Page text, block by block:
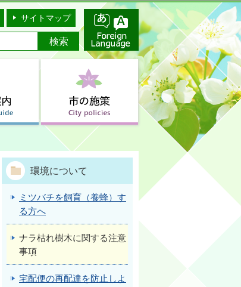
サイトマップ
環境について
ミツバチを飼育（養蜂）す
る方へ
ナラ枯れ樹木に関する注意
事項
宅配便の再配達を防止しよ